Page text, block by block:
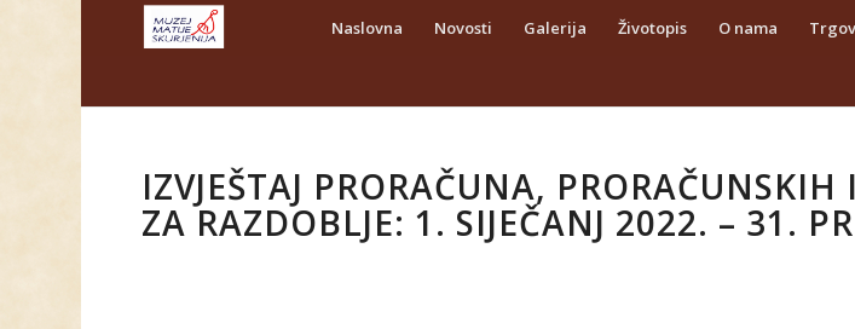
Naslovna Novosti Galerija Životopis O nama
IZVJEŠTAJ PRORAČUNA,
ZA RAZDOBLJE: 1. SIJEČANJ 2022. – 31.